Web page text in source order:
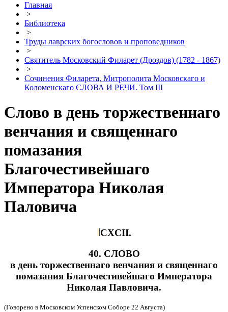
Главная
>
Библиотека
>
Труды лаврских богословов и проповедников
>
Святитель Московский Филарет (Дроздов) (1782 - 1867)
>
Сочинения Филарета, Митрополита Московскаго и
Коломенскаго СЛОВА И РЕЧИ. Том III
Слово в день торжественнаго
венчания и священнаго
помазания
Благочестивейшаго
Императора Николая
Паловича
CXCII.
40. СЛОВО
в день торжественнаго венчания и священнаго
помазания Благочестивейшаго Императора
Николая Павловича.
(Говорено в Московском Успенском Соборе 22 Августа)